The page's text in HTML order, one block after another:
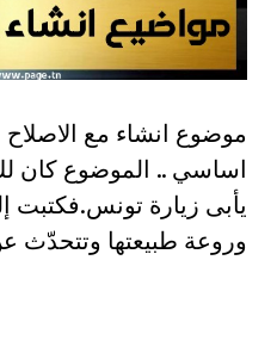
اساسي .. الموضوع كان
يأبى زيارة تونس.فكتبت
وروعة طبيعتها وتتحدّث